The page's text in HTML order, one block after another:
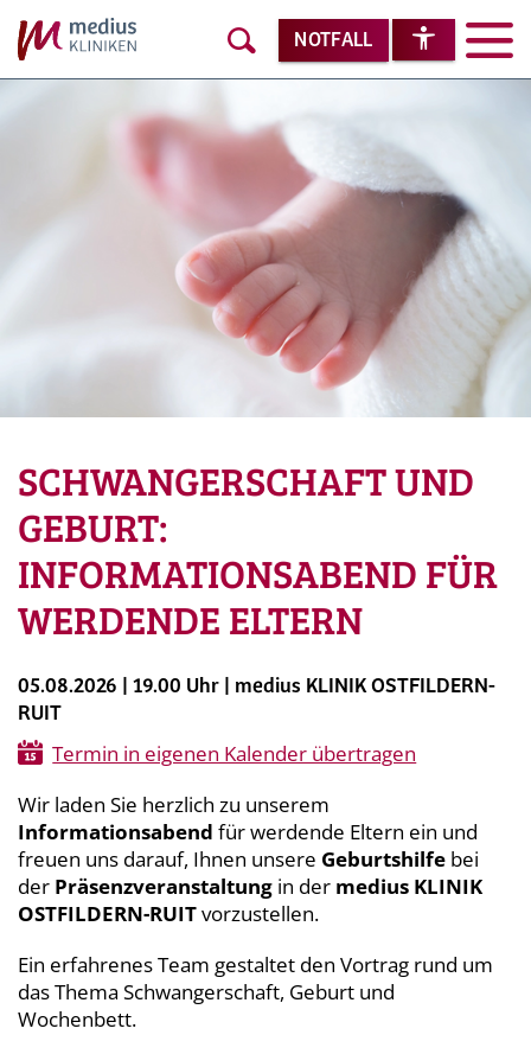
NOTFALL
SCHWANGERSCHAFT UND
GEBURT:
INFORMATIONSABEND FÜR
WERDENDE ELTERN
05.08.2026 | 19.00 Uhr | medius KLINIK OSTFILDERN-
RUIT
Termin in eigenen Kalender übertragen
Wir laden Sie herzlich zu unserem
Informationsabend für werdende Eltern ein und
freuen uns darauf, Ihnen unsere Geburtshilfe bei
der Präsenzveranstaltung in der medius KLINIK
OSTFILDERN-RUITvorzustellen.
Ein erfahrenes Team gestaltet den Vortrag rund um
das Thema Schwangerschaft, Geburt und
Wochenbett.